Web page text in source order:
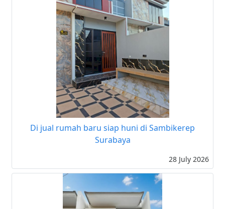
Di jual rumah baru siap huni di Sambikerep
Surabaya
28 July 2026